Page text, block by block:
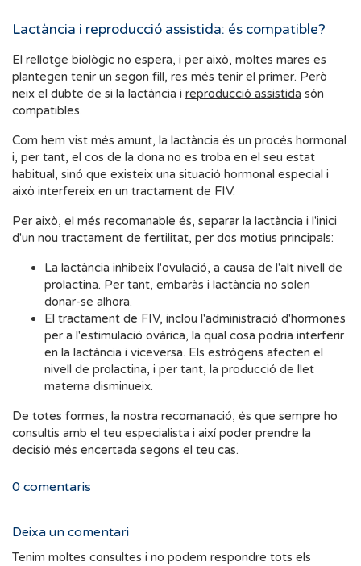
Lactància i reproducció assistida: és compatible?
El rellotge biològic no espera, i per això, moltes mares es
plantegen tenir un segon fill, res més tenir el primer. Però
neix el dubte de si la lactància i reproducció assistida
compatibles.
Com hem vist més amunt, la lactància és un procés hormonal
i, per tant, el cos de la dona no es troba en el seu estat
habitual, sinó que existeix una situació hormonal especial i
això interfereix en un tractament de FIV.
Per això, el més recomanable és, separar la lactància i l'inici
d'un nou tractament de fertilitat, per dos motius principals:
La lactància inhibeix l'ovulació, a causa de l'alt nivell de
prolactina. Per tant, embaràs i lactància no solen
donar-se alhora.
El tractament de FIV, inclou l'administració d'hormones
per a l'estimulació ovàrica, la qual cosa podria interferir
en la lactància i viceversa. Els estrògens afecten el
nivell de prolactina, i per tant, la producció de llet
materna disminueix.
De totes formes, la nostra recomanació, és que sempre ho
consultis amb el teu especialista i així poder prendre la
decisió més encertada segons el teu cas.
0 comentaris
Deixa un comentari
Tenim moltes consultes i no podem respondre tots els